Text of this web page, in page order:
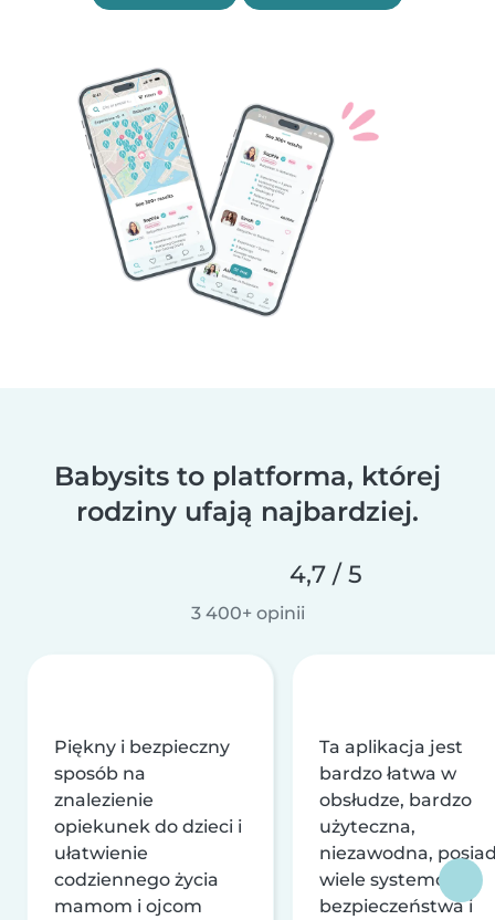
Babysits to platforma, której
rodziny ufają najbardziej.
4,7 / 5
3 400+ opinii
Piękny i bezpieczny
sposób na
znalezienie
opiekunek do dzieci i
ułatwienie
codziennego życia
mamom i ojcom
Ta aplikacja jest
bardzo łatwa w
obsłudze, bardzo
użyteczna,
niezawodna,
wiele systemów
bezpieczeństwa i